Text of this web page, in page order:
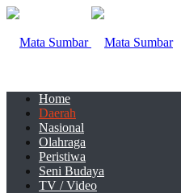
Home
Daerah
Nasional
Olahraga
Peristiwa
Seni Budaya
TV / Video